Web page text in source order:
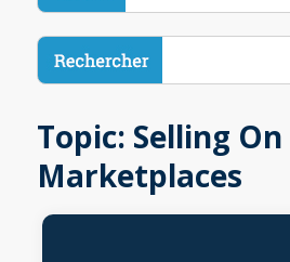
Topic: Selling On
Marketplaces